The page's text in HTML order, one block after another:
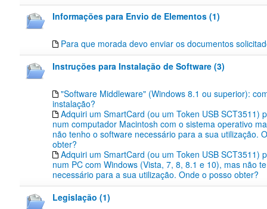
Informações para Envio de Elementos (1)
Para que morada devo enviar os documentos
Instruções para Instalação de Software (3)
"Software Middleware" (Windows 8.1 ou superior):
instalação?
Adquiri um SmartCard (ou um Token USB SCT3511)
num computador Macintosh com o sistema operativo
não tenho o software necessário para a sua utilização.
obter?
Adquiri um SmartCard (ou um Token USB SCT3511)
num PC com Windows (Vista, 7, 8, 8.1 e 10), mas não
necessário para a sua utilização. Onde o posso obter?
Legislação (1)